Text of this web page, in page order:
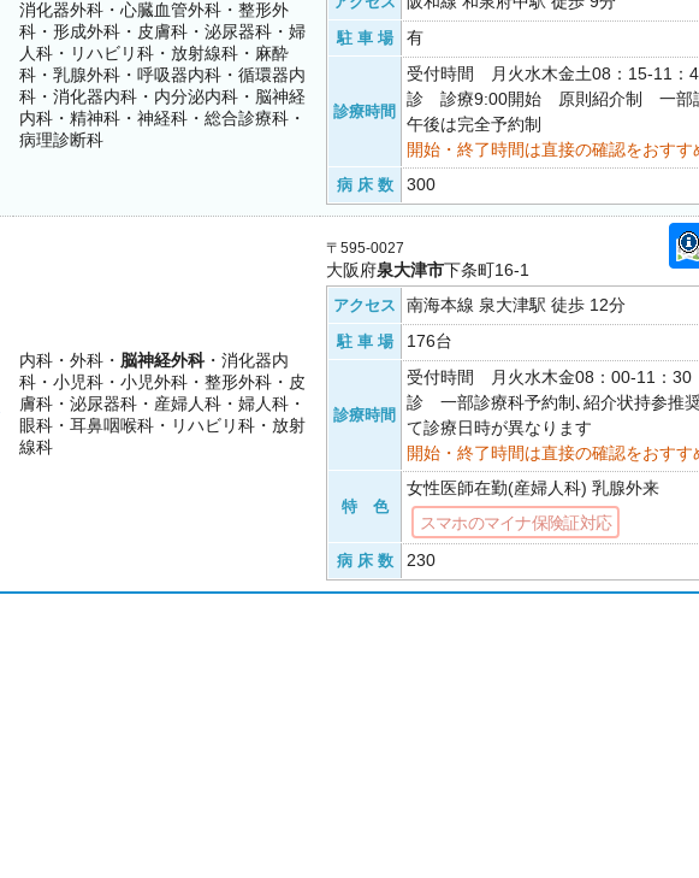
消化器外科・心臓血管外科・整形外
科・形成外科・皮膚科・泌尿器科・婦
人科・リハビリ科・放射線科・麻酔
科・乳腺外科・呼吸器内科・循環器内
科・消化器内科・内分泌内科・脳神経
内科・精神科・神経科・総合診療科・
病理診断科
駐 車 場 有
診療時間
受付時間 月火水木金土08：15-11
診 診療9:00開始 原則紹介制 一
午後は完全予約制
開始・終了時間は直接の確認をおすす
病 床 数 300
内科・外科・ 脳神経外科・消化器内
科・小児科・小児外科・整形外科・皮
膚科・泌尿器科・産婦人科・婦人科・
眼科・耳鼻咽喉科・リハビリ科・放射
線科
〒595-0027
大阪府泉大津市下条町16-1
アクセス 南海本線 泉大津駅 徒歩 12分
駐 車 場 176台
診療時間
受付時間 月火水木金08：00-11：
診 一部診療科予約制､紹介状持参推
て診療日時が異なります
開始・終了時間は直接の確認をおすす
特 色
女性医師在勤(産婦人科) 乳腺外来
スマホのマイナ保険証対応
病 床 数 230